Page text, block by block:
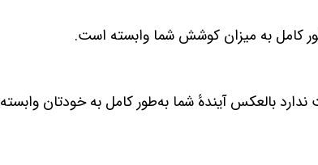
کامل به میزان کوشش شما وابسته است.
بالعکس آیندهٔ شما به‌طور کامل به خودتان وابسته